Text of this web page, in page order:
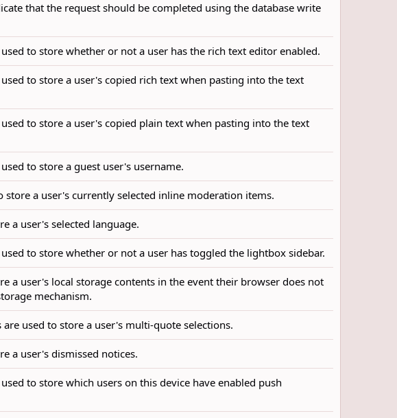
that the request should be completed using the database write
to store whether or not a user has the rich text editor enabled.
to store a user's copied rich text when pasting into the text
to store a user's copied plain text when pasting into the text
to store a guest user's username.
store a user's currently selected inline moderation items.
a user's selected language.
to store whether or not a user has toggled the lightbox sidebar.
a user's local storage contents in the event their browser does not
mechanism.
are used to store a user's multi-quote selections.
a user's dismissed notices.
to store which users on this device have enabled push